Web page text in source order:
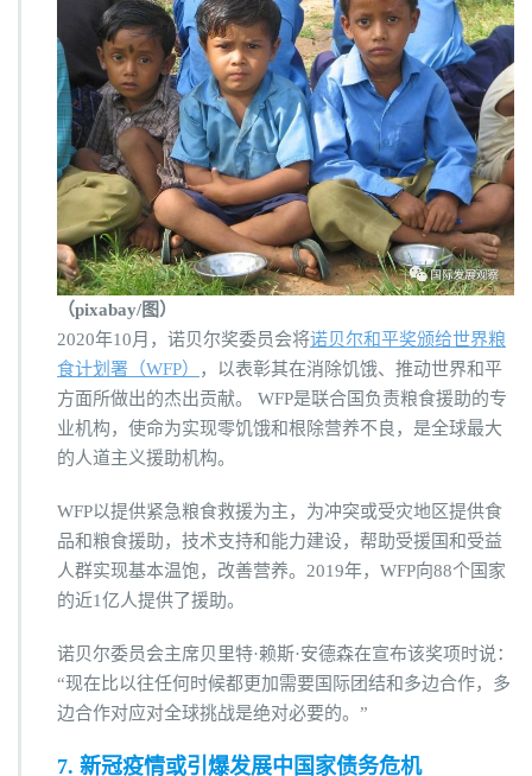
（pixabay/图）
2020年10月，诺贝尔奖委员会将诺贝尔和平奖颁给世界粮
食计划署（WFP）
，以表彰其在消除饥饿、推动世界和平
方面所做出的杰出贡献。 WFP是联合国负责粮食援助的专
业机构，使命为实现零饥饿和根除营养不良，是全球最大
的人道主义援助机构。
WFP以提供紧急粮食救援为主，为冲突或受灾地区提供食
品和粮食援助，技术支持和能力建设，帮助受援国和受益
人群实现基本温饱，改善营养。2019年，WFP向88个国家
的近1亿人提供了援助。
诺贝尔委员会主席贝里特·赖斯·安德森在宣布该奖项时说：
“现在比以往任何时候都更加需要国际团结和多边合作，多
边合作对应对全球挑战是绝对必要的。”
7. 新冠疫情或引爆发展中国家债务危机